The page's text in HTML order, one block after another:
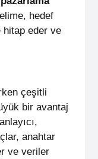
hedef
eder ve
çeşitli
bir avantaj
anahtar
ve veriler